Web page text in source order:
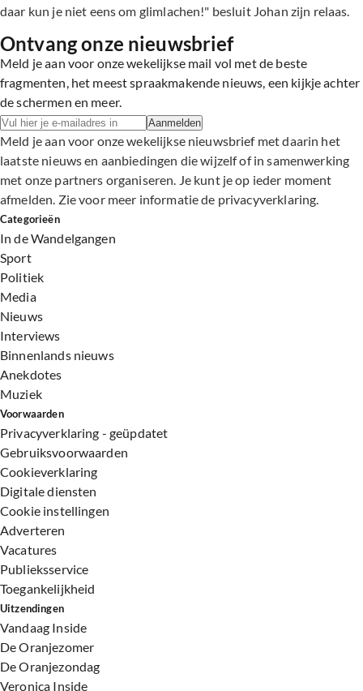
daar kun je niet eens om glimlachen!" besluit Johan zijn relaas.
Ontvang onze nieuwsbrief
Meld je aan voor onze wekelijkse mail vol met de beste
fragmenten, het meest spraakmakende nieuws, een kijkje achter
de schermen en meer.
Aanmelden
Meld je aan voor onze wekelijkse nieuwsbrief met daarin het
laatste nieuws en aanbiedingen die wijzelf of in samenwerking
met onze partners organiseren. Je kunt je op ieder moment
afmelden. Zie voor meer informatie de privacyverklaring.
Categorieën
In de Wandelgangen
Sport
Politiek
Media
Nieuws
Interviews
Binnenlands nieuws
Anekdotes
Muziek
Voorwaarden
Privacyverklaring - geüpdatet
Gebruiksvoorwaarden
Cookieverklaring
Digitale diensten
Cookie instellingen
Adverteren
Vacatures
Publieksservice
Toegankelijkheid
Uitzendingen
Vandaag Inside
De Oranjezomer
De Oranjezondag
Veronica Inside